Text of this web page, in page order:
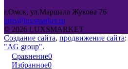
г.Омск, ул.Маршала Жукова 76
info@luxsmarket.ru
© 2026 LUXSMARKET
Создание сайта, продвижение сайта:
"AG group".
Сравнение0
Избранное0